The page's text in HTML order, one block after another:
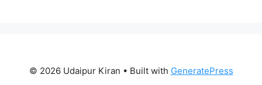
© 2026 Udaipur Kiran • Built with GeneratePress